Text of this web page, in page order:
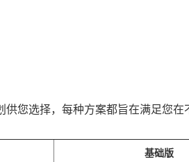
您选择，每种方案都旨在满足您在
基础版